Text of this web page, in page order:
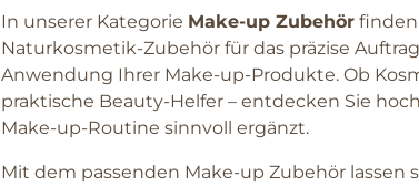
In unserer Kategorie Make-up Zubehör finden
Naturkosmetik-Zubehör für das präzise
Anwendung Ihrer Make-up-Produkte. Ob
praktische Beauty-Helfer – entdecken Sie
Make-up-Routine sinnvoll ergänzt.
Mit dem passenden Make-up Zubehör lassen